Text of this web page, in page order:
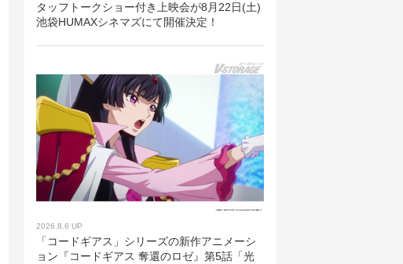
タッフトークショー付き上映会が8月22日(土)
池袋HUMAXシネマズにて開催決定！
2026.8.6 UP
「コードギアス」シリーズの新作アニメーシ
ョン『コードギアス 奪還のロゼ』第5話「光